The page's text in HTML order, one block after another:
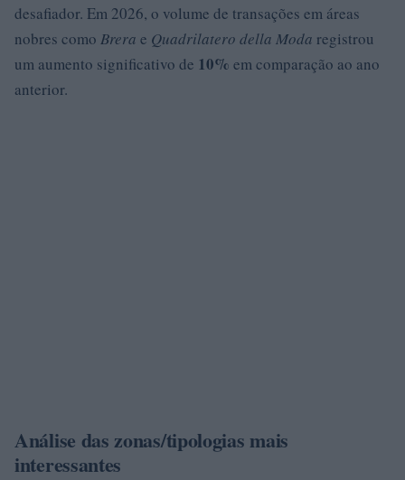
desafiador. Em 2026, o volume de transações em áreas
nobres como Brera e Quadrilatero della Moda registrou
um aumento significativo de 10% em comparação ao ano
anterior.
Análise das zonas/tipologias mais
interessantes